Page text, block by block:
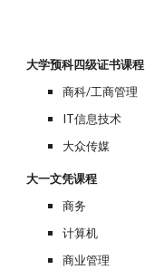
大学预科四级证书课程
商科/工商管理
IT信息技术
大众传媒
大一文凭课程
商务
计算机
商业管理